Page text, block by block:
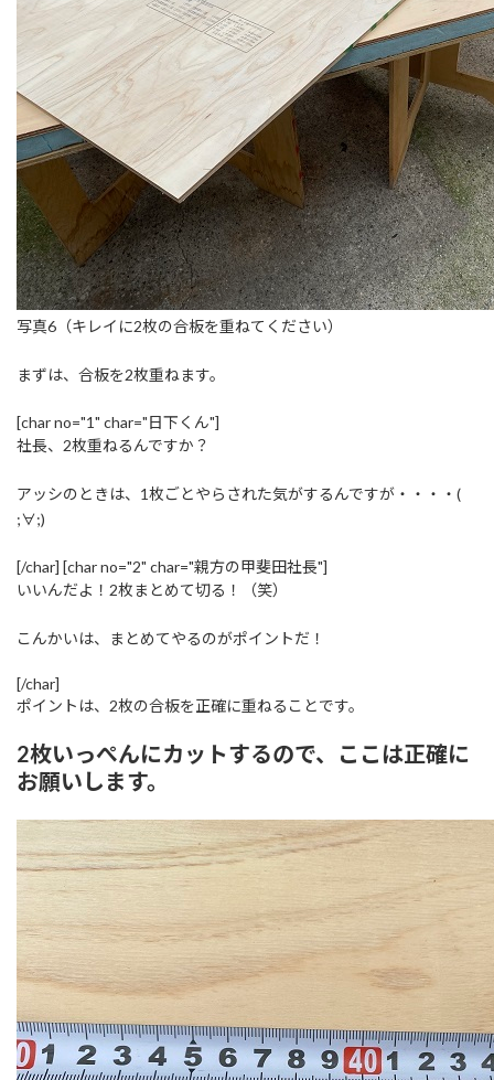
写真6（キレイに2枚の合板を重ねてください）
まずは、合板を2枚重ねます。
[char no="1" char="日下くん"]
社長、2枚重ねるんですか？
アッシのときは、1枚ごとやらされた気がするんですが・・・・(
;∀;)
[/char] [char no="2" char="親方の甲斐田社長"]
いいんだよ！2枚まとめて切る！（笑）
こんかいは、まとめてやるのがポイントだ！
[/char]
ポイントは、2枚の合板を正確に重ねることです。
2枚いっぺんにカットするので、ここは正確に
お願いします。